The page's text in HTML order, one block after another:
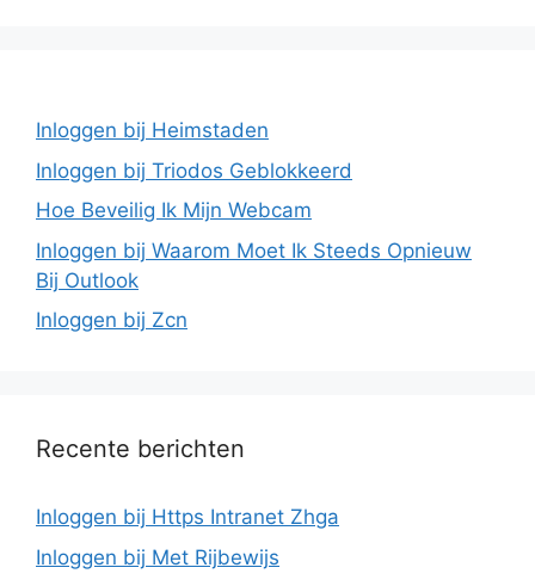
Inloggen bij Heimstaden
Inloggen bij Triodos Geblokkeerd
Hoe Beveilig Ik Mijn Webcam
Inloggen bij Waarom Moet Ik Steeds Opnieuw
Bij Outlook
Inloggen bij Zcn
Recente berichten
Inloggen bij Https Intranet Zhga
Inloggen bij Met Rijbewijs